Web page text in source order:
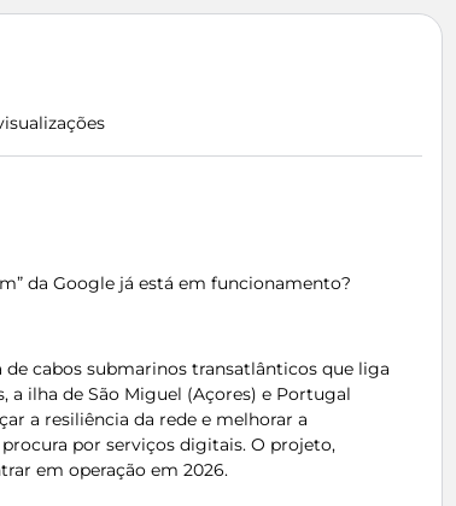
visualizações
da Google já está em funcionamento?
cabos submarinos transatlânticos que liga
a ilha de São Miguel (Açores) e Portugal
a resiliência da rede e melhorar a
por serviços digitais. O projeto,
em operação em 2026.